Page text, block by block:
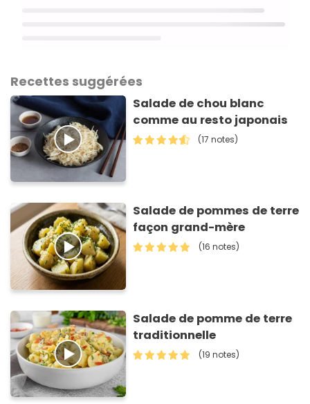
Recettes suggérées
Salade de chou blanc
comme au resto japonais
(17 notes)
Salade de pommes de terre
façon grand-mère
(16 notes)
Salade de pomme de terre
traditionnelle
(19 notes)